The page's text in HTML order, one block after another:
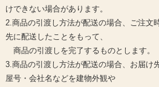
けできない場合があります。
2.商品の引渡し方法が配送の場合、ご注文
先に配送したことをもって、
商品の引渡しを完了するものとします。
3.商品の引渡し方法が配送の場合、お届け
屋号・会社名などを建物外観や